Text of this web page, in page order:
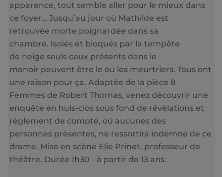
apparence, tout semble aller pour le mieux dans
ce foyer… Jusqu’au jour où Mathilde est
retrouvée morte poignardée dans sa
chambre. Isolés et bloqués par la tempête
de neige seuls ceux présents dans le
manoir peuvent être le ou les meurtriers. Tous ont
une raison pour ça. Adaptée de la pièce 8
Femmes de Robert Thomas, venez découvrir une
enquête en huis-clos sous fond de révélations et
règlement de compte, où aucunes des
personnes présentes, ne ressortira indemne de ce
drame. Mise en scène Elie Prinet, professeur de
théâtre. Durée 1h30 - à partir de 13 ans.